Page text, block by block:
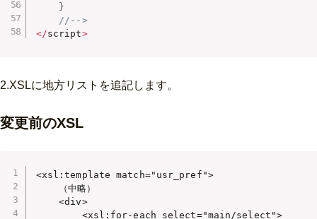
}
//-->
</script>
2.XSLに地方リストを追記します。
変更前のXSL
<xsl:template match="usr_pref">
（中略）
<div>
<xsl:for-each select="main/select">